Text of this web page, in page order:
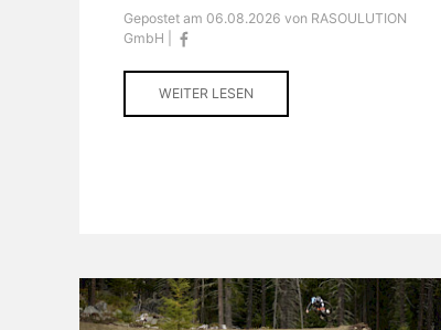
Gepostet am 06.08.2026 von RASOULUTION
GmbH |
WEITER LESEN